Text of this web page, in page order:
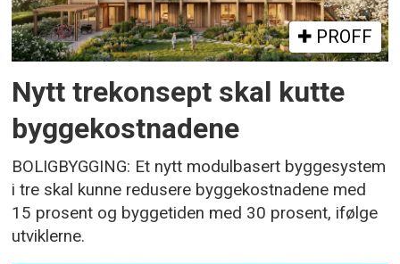
PROFF
Nytt trekonsept skal kutte
byggekostnadene
BOLIGBYGGING: Et nytt modulbasert byggesystem
i tre skal kunne redusere byggekostnadene med
15 prosent og byggetiden med 30 prosent, ifølge
utviklerne.